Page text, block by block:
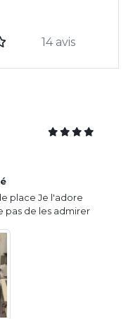
14 avis
place Je l'adore
pas de les admirer